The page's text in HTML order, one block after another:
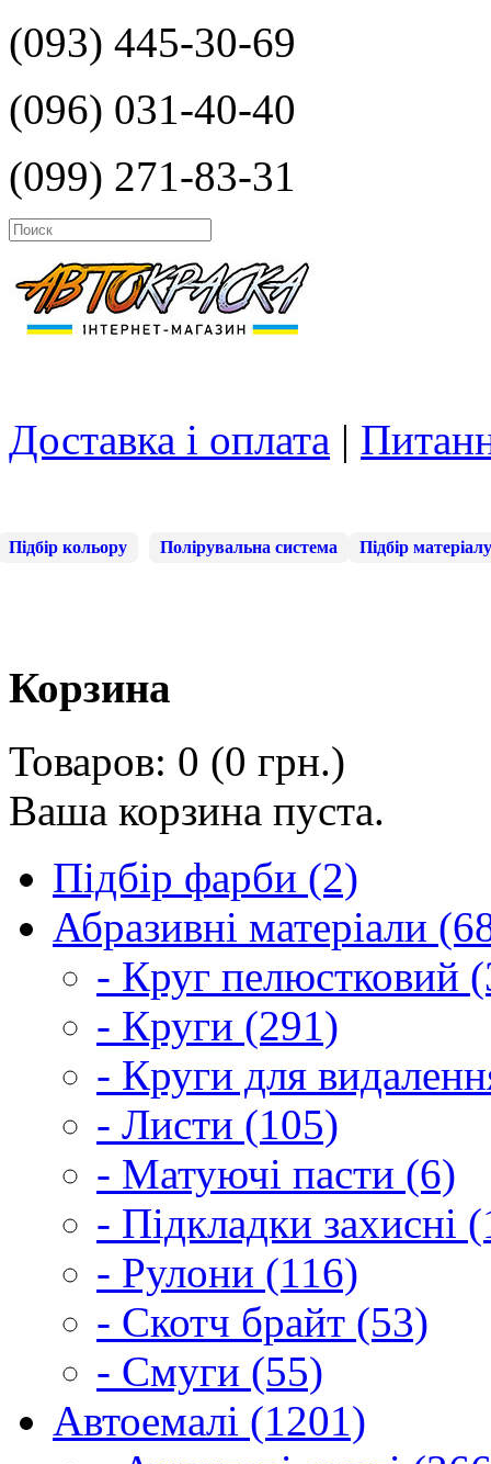
(093) 445-30-69
(096) 031-40-40
(099) 271-83-31
Доставка і оплата |
Підбір кольору Полірувальна система Підбір матеріалу
Корзина
Товаров: 0 (0 грн.)
Ваша корзина пуста.
Підбір фарби (2)
Абразивні матеріали
- Круг пелюстковий
- Круги (291)
- Круги для
- Листи (105)
- Матуючі пасти (6)
- Підкладки захисні
- Рулони (116)
- Скотч брайт (53)
- Смуги (55)
Автоемалі (1201)